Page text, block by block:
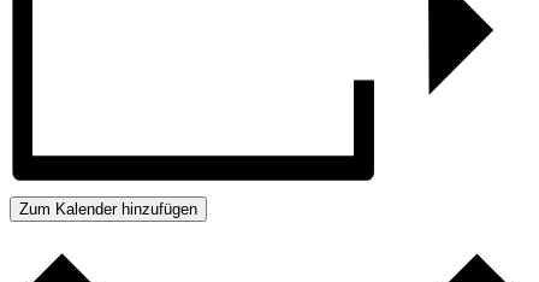
Zum Kalender hinzufügen